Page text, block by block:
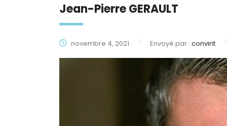
Jean-Pierre GERAULT
novembre 4, 2021 Envoyé par : convint